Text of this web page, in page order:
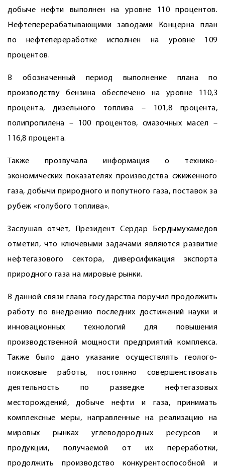
добыче нефти выполнен на уровне 110 процентов.
Нефтеперерабатывающими заводами Концерна план
по нефтепереработке исполнен на уровне 109
процентов.
В обозначенный период выполнение плана по
производству бензина обеспечено на уровне 110,3
процента, дизельного топлива – 101,8 процента,
полипропилена – 100 процентов, смазочных масел –
116,8 процента.
Также прозвучала информация о технико-
экономических показателях производства сжиженного
газа, добычи природного и попутного газа, поставок за
рубеж «голубого топлива».
Заслушав отчёт, Президент Сердар Бердымухамедов
отметил, что ключевыми задачами являются развитие
нефтегазового сектора, диверсификация экспорта
природного газа на мировые рынки.
В данной связи глава государства поручил продолжить
работу по внедрению последних достижений науки и
инновационных технологий для повышения
производственной мощности предприятий комплекса.
Также было дано указание осуществлять геолого-
поисковые работы, постоянно совершенствовать
деятельность по разведке нефтегазовых
месторождений, добыче нефти и газа, принимать
комплексные меры, направленные на реализацию на
мировых рынках углеводородных ресурсов и
продукции, получаемой от их переработки,
продолжить производство конкурентоспособной и